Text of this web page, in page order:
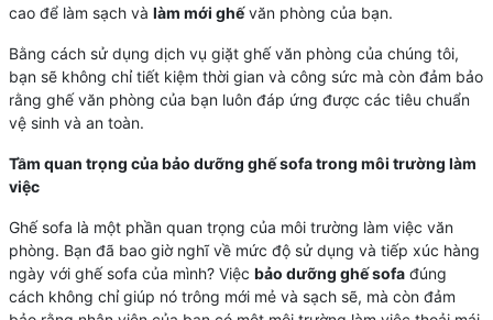
cao để làm sạch và làm mới ghếvăn phòng của bạn.
Bằng cách sử dụng dịch vụ giặt ghế văn phòng của chúng tôi,
bạn sẽ không chỉ tiết kiệm thời gian và công sức mà còn đảm bảo
rằng ghế văn phòng của bạn luôn đáp ứng được các tiêu chuẩn
vệ sinh và an toàn.
Tầm quan trọng của bảo dưỡng ghế sofa trong môi trường làm
việc
Ghế sofa là một phần quan trọng của môi trường làm việc văn
phòng. Bạn đã bao giờ nghĩ về mức độ sử dụng và tiếp xúc hàng
ngày với ghế sofa của mình? Việc bảo dưỡng ghế sofađúng
cách không chỉ giúp nó trông mới mẻ và sạch sẽ, mà còn đảm